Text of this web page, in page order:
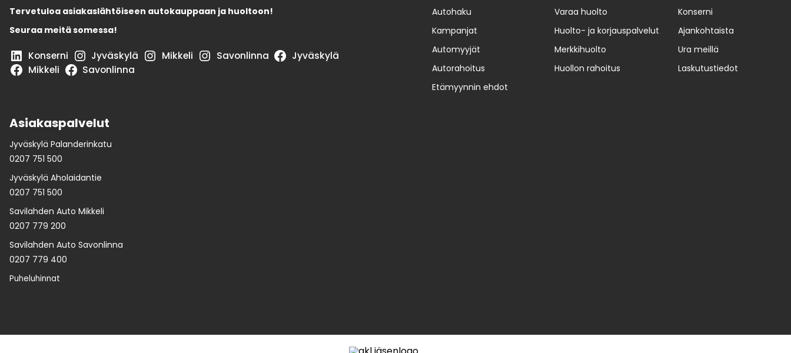
Tervetuloa asiakaslähtöiseen autokauppaan ja huoltoon!
Seuraa meitä somessa!
Konserni Jyväskylä Mikkeli Savonlinna
Jyväskylä
Mikkeli
Savonlinna
Autohaku
Kampanjat
Automyyjät
Autorahoitus
Etämyynnin ehdot
Varaa huolto
Huolto- ja korjauspalvelut
Merkkihuolto
Huollon rahoitus
Konserni
Ajankohtaista
Ura meillä
Laskutustiedot
Asiakaspalvelut
Jyväskylä Palanderinkatu
0207 751 500
Jyväskylä Aholaidantie
0207 751 500
Savilahden Auto Mikkeli
0207 779 200
Savilahden Auto Savonlinna
0207 779 400
Puheluhinnat